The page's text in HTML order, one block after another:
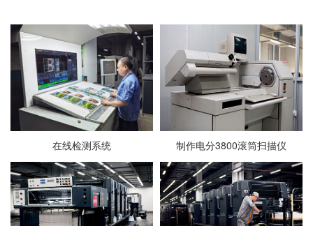
在线检测系统 制作电分3800滚筒扫描仪